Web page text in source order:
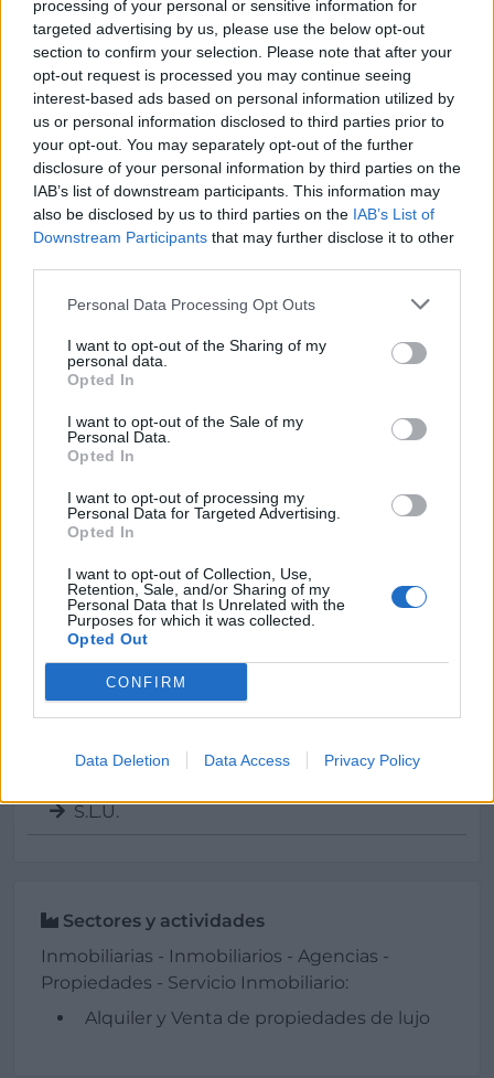
processing of your personal or sensitive information for
targeted advertising by us, please use the below opt-out
section to confirm your selection. Please note that after your
opt-out request is processed you may continue seeing
interest-based ads based on personal information utilized by
us or personal information disclosed to third parties prior to
your opt-out. You may separately opt-out of the further
disclosure of your personal information by third parties on the
IAB’s list of downstream participants. This information may
also be disclosed by us to third parties on the IAB’s List of
Downstream Participants that may further disclose it to other
Personal Data Processing Opt Outs
I want to opt-out of the Sharing of my
personal data.
Opted In
I want to opt-out of the Sale of my
Personal Data.
Opted In
I want to opt-out of processing my
Personal Data for Targeted Advertising.
Opted In
I want to opt-out of Collection, Use,
Retention, Sale, and/or Sharing of my
Personal Data that Is Unrelated with the
Purposes for which it was collected.
Opted Out
CONFIRM
Data Deletion Data Access Privacy Policy
Dirección
08950 Esplugues de Llobregat
(Barcelona)
Teléfono
626 27 35 90
E-mail
info@qualinhabitat.com
Web
Datos
Abogada Inmobiliaria:
Inés Llanas
CIF:
S.L.U.
Sectores y actividades
Inmobiliarias - Inmobiliarios - Agencias -
Propiedades - Servicio Inmobiliario:
Alquiler y Venta de propiedades de lujo